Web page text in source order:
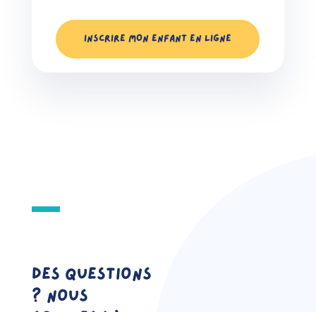
INSCRIRE MON ENFANT EN LIGNE
Des questions
? Nous